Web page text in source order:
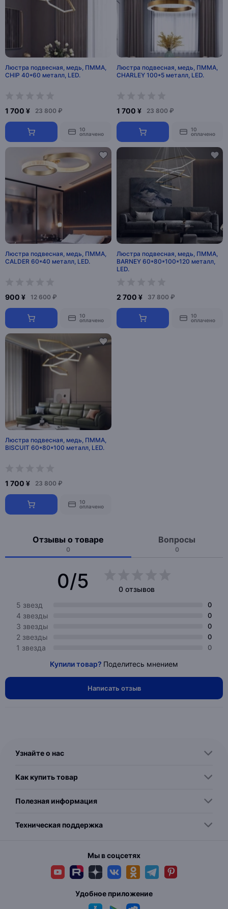
Люстра подвесная, медь, ПММА,
CHIP 40*60 металл, LED.
1 700 ¥ 23 800 ₽
10
оплачено
Люстра подвесная, медь, ПММА,
CHARLEY 100*5 металл, LED.
1 700 ¥ 23 800 ₽
10
оплачено
Люстра подвесная, медь, ПММА,
CALDER 60*40 металл, LED.
900 ¥ 12 600 ₽
10
оплачено
Люстра подвесная, медь, ПММА,
BARNEY 60*80*100*120 металл,
LED.
2 700 ¥ 37 800 ₽
10
оплачено
Люстра подвесная, медь, ПММА,
BISCUIT 60*80*100 металл, LED.
1 700 ¥ 23 800 ₽
10
оплачено
Отзывы о товаре
0
Вопросы
0
0/5
0 отзывов
5 звезд
0
4 звезды 0
3 звезды 0
2 звезды 0
1 звезда 0
Купили товар? Поделитесь мнением
Написать отзыв
Узнайте о нас
Как купить товар
Полезная информация
Техническая поддержка
Мы в соцсетях
Удобное приложение